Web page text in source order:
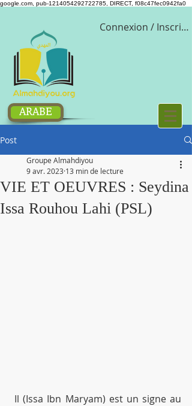
google.com, pub-1214054292722785, DIRECT, f08c47fec0942fa0
Connexion /
ARABE
Post
VIE ET OEUVRES : Seydina
Issa Rouhou Lahi (PSL)
Groupe Almahdiyou
9 avr. 2023 13 min de lecture